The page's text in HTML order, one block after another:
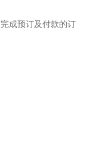
成预订及付款的订